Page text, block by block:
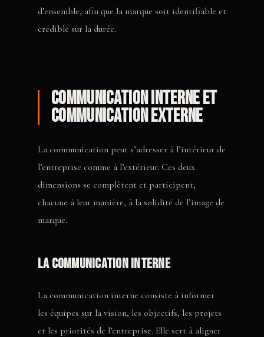
d’ensemble, afin que la marque soit identifiable et
crédible sur la durée.
Communication interne et
communication externe
La communication peut s’adresser à l’intérieur de
l’entreprise comme à l’extérieur. Ces deux
dimensions se complètent et participent,
chacune à leur manière, à la solidité de l’image de
marque.
La communication interne
La communication interne consiste à informer
les équipes sur la vision, les objectifs, les projets
et les priorités de l’entreprise. Elle sert à aligner